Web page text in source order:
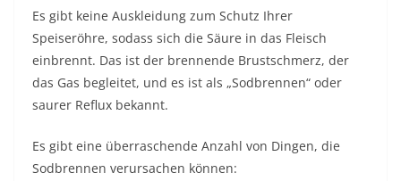
Es gibt keine Auskleidung zum Schutz Ihrer
Speiseröhre, sodass sich die Säure in das Fleisch
einbrennt. Das ist der brennende Brustschmerz, der
das Gas begleitet, und es ist als „Sodbrennen“ oder
saurer Reflux bekannt.
Es gibt eine überraschende Anzahl von Dingen, die
Sodbrennen verursachen können: